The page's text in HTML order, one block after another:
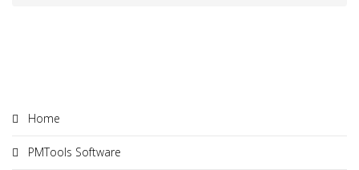
Home
PMTools Software